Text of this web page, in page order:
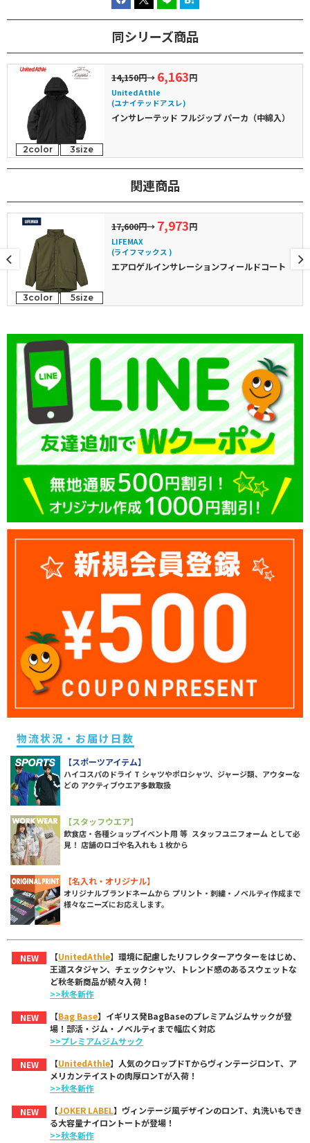
同シリーズ商品
2color 3size
14,150円→ 6,163円
United Athle
(ユナイテッドアスレ)
インサレーテッド フルジップ パーカ（中綿入）
関連商品
3color 5size
17,600円→ 7,973円
LIFEMAX
(ライフマックス )
エアロゲルインサレーションフィールドコート
物流状況・お届け日数
【スポーツアイテム】
ハイコスパのドライ T シャツやポロシャツ、ジャージ類、アウターな
どの アクティブウエア多数取扱
【スタッフウエア】
飲食店・各種ショップイベント用 等 スタッフユニフォーム として必
見！ 店舗のロゴや名入れも 1 枚から
【名入れ・オリジナル】
オリジナルブランドネームから プリント・刺繍・ノベルティ作成まで
様々なニーズにお応えします。
NEW 【UnitedAthle】環境に配慮したリフレクターアウターをはじめ、
王道スタジャン、チェックシャツ、トレンド感のあるスウェットな
ど秋冬新商品が続々入荷！
>>秋冬新作
NEW
【Bag Base】イギリス発BagBaseのプレミアムジムサックが登
場！部活・ジム・ノベルティまで幅広く対応
>>プレミアムジムサック
NEW
【UnitedAthle】人気のクロップドTからヴィンテージロンT、ア
メリカンテイストの肉厚ロンTが入荷！
>>秋冬新作
NEW
【JOKER LABEL】ヴィンテージ風デザインのロンT、丸洗いもでき
る大容量ナイロントートが登場！
>>秋冬新作